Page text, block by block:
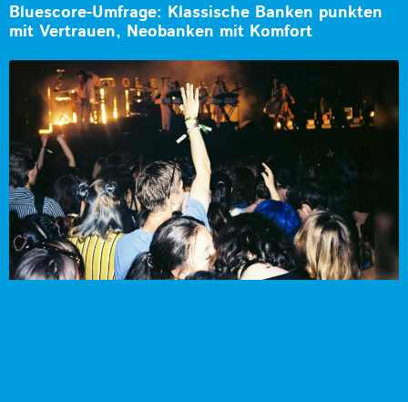
Bluescore-Umfrage: Klassische Banken punkten
mit Vertrauen, Neobanken mit Komfort